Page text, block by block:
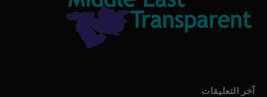
آخر التعليقات